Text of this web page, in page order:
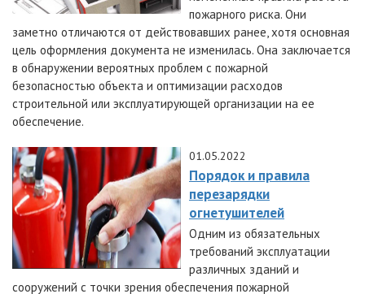
пожарного риска. Они
заметно отличаются от действовавших ранее, хотя основная
цель оформления документа не изменилась. Она заключается
в обнаружении вероятных проблем с пожарной
безопасностью объекта и оптимизации расходов
строительной или эксплуатирующей организации на ее
обеспечение.
01.05.2022
Порядок и правила
перезарядки
огнетушителей
Одним из обязательных
требований эксплуатации
различных зданий и
сооружений с точки зрения обеспечения пожарной